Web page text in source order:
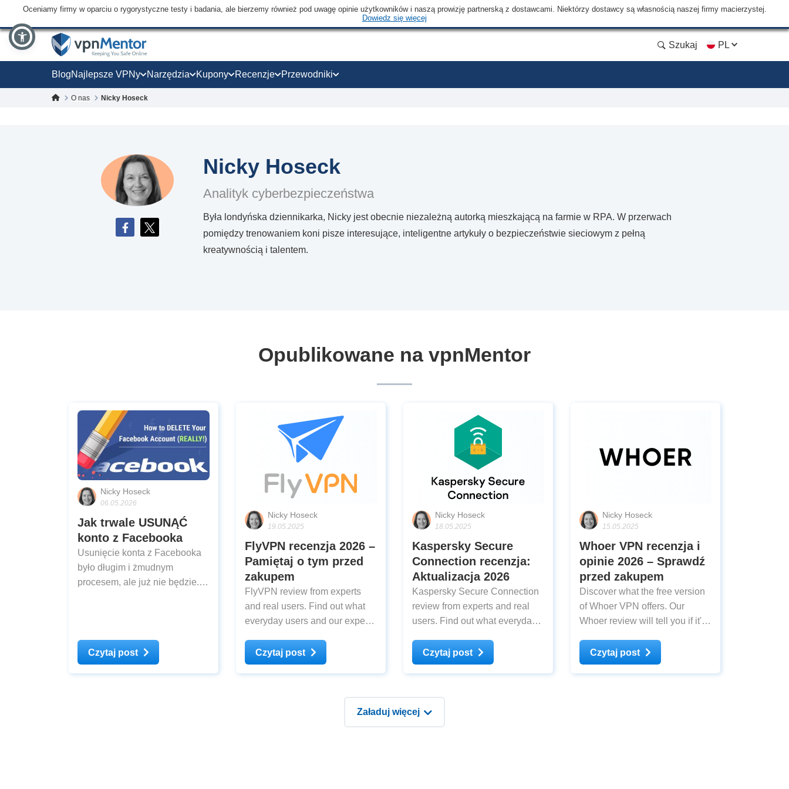
Oceniamy firmy w oparciu o rygorystyczne testy i badania, ale bierzemy również pod uwagę opinie użytkowników i naszą prowizję partnerską z dostawcami. Niektórzy dostawcy są własnością naszej firmy macierzystej.
Dowiedz się więcej
Szukaj PL
BlogNajlepsze VPNy Narzędzia Kupony Recenzje Przewodniki
O nas Nicky Hoseck
Nicky Hoseck
Analityk cyberbezpieczeństwa
Była londyńska dziennikarka, Nicky jest obecnie niezależną autorką mieszkającą na farmie w RPA. W przerwach
pomiędzy trenowaniem koni pisze interesujące, inteligentne artykuły o bezpieczeństwie sieciowym z pełną
kreatywnością i talentem.
Opublikowane na vpnMentor
Nicky Hoseck
06.05.2026
Jak trwale USUNĄĆ
konto z Facebooka
Usunięcie konta z Facebooka
było długim i żmudnym
procesem, ale już nie będzie.
łatwodeactivate dezaktywować
konto, lub usunąć je na
Czytaj post
Nicky Hoseck
19.05.2025
FlyVPN recenzja 2026 –
Pamiętaj o tym przed
zakupem
FlyVPN review from experts
and real users. Find out what
everyday users and our experts
Czytaj post
Nicky Hoseck
18.05.2025
Kaspersky Secure
Connection recenzja:
Aktualizacja 2026
Kaspersky Secure Connection
review from experts and real
users. Find out what everyday
about Kaspersky Secure
Connection after testing
Czytaj post
Nicky Hoseck
15.05.2025
Whoer VPN recenzja i
opinie 2026 – Sprawdź
przed zakupem
Discover what the free version
of Whoer VPN offers. Our
Whoer review will tell you if it's
plan is worth your money.
Czytaj post
Załaduj więcej